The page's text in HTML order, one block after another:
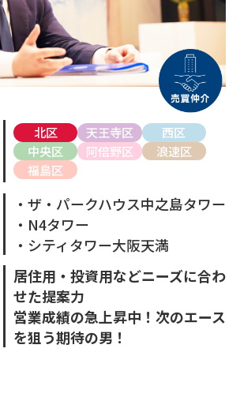
北区 天王寺区
西区
中央区
阿倍野区
浪速区
福島区
・ザ・パークハウス中之島タワー
・N4タワー
・シティタワー大阪天満
居住用・投資用などニーズに合わ
せた提案力
営業成績の急上昇中！次のエース
を狙う期待の男！